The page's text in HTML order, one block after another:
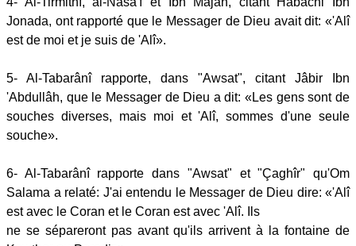
Jonada, ont rapporté que le Messager de Dieu avait dit: «'Alî
est de moi et je suis de 'Alî».
5- Al-Tabarânî rapporte, dans "Awsat", citant Jâbir Ibn
'Abdullâh, que le Messager de Dieu a dit: «Les gens sont de
souches diverses, mais moi et 'Alî, sommes d'une seule
souche».
6- Al-Tabarânî rapporte dans "Awsat" et "Çaghîr" qu'Om
Salama a relaté: J'ai entendu le Messager de Dieu dire: «'Alî
est avec le Coran et le Coran est avec 'Alî. Ils
ne se sépareront pas avant qu'ils arrivent à la fontaine de